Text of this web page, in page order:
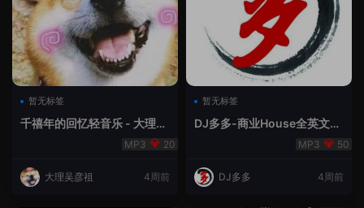
暂无标签
千禧年的回忆轻音乐 - 大理吴
20
大理吴彦祖 4周前
暂无标签
DJ多多-商业House全英文经
50
DJ多多 4周前